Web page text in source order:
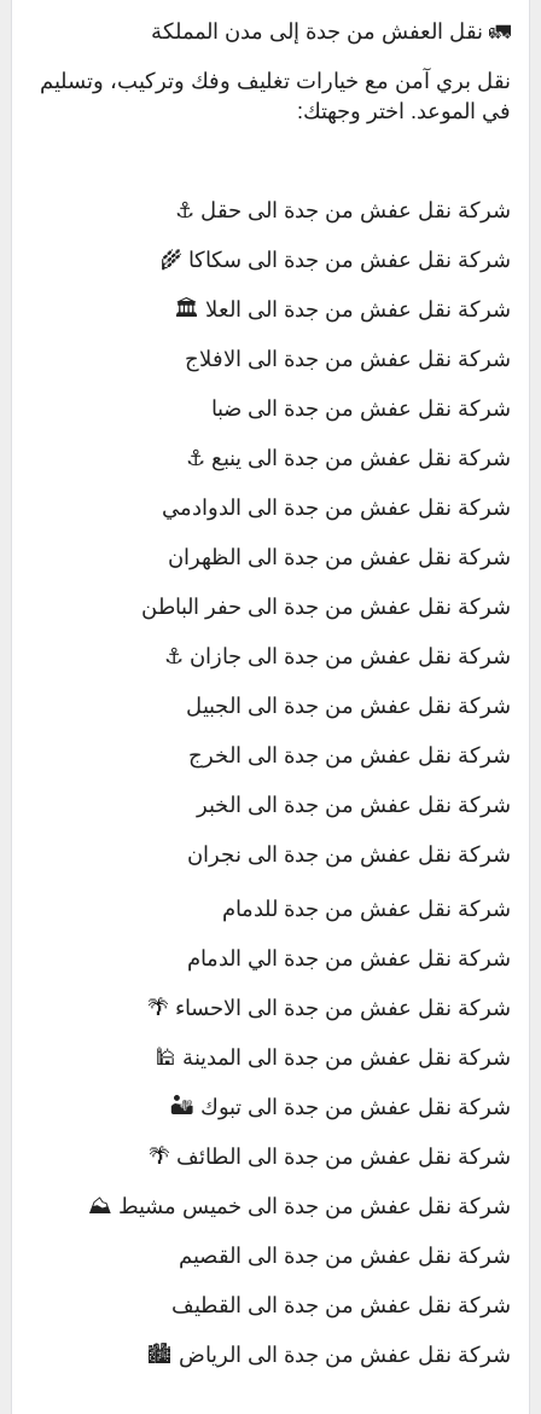
🚛 نقل العفش من جدة إلى مدن المملكة
نقل بري آمن مع خيارات تغليف وفك وتركيب، وتسليم
في الموعد. اختر وجهتك:
شركة نقل عفش من جدة الى حقل ⚓
شركة نقل عفش من جدة الى سكاكا 🌾
شركة نقل عفش من جدة الى العلا 🏛️
شركة نقل عفش من جدة الى الافلاج
شركة نقل عفش من جدة الى ضبا
شركة نقل عفش من جدة الى ينبع ⚓
شركة نقل عفش من جدة الى الدوادمي
شركة نقل عفش من جدة الى الظهران
شركة نقل عفش من جدة الى حفر الباطن
شركة نقل عفش من جدة الى جازان ⚓
شركة نقل عفش من جدة الى الجبيل
شركة نقل عفش من جدة الى الخرج
شركة نقل عفش من جدة الى الخبر
شركة نقل عفش من جدة الى نجران
شركة نقل عفش من جدة للدمام
شركة نقل عفش من جدة الي الدمام
شركة نقل عفش من جدة الى الاحساء 🌴
شركة نقل عفش من جدة الى المدينة 🕌
شركة نقل عفش من جدة الى تبوك 🏜️
شركة نقل عفش من جدة الى الطائف 🌴
شركة نقل عفش من جدة الى خميس مشيط ⛰️
شركة نقل عفش من جدة الى القصيم
شركة نقل عفش من جدة الى القطيف
شركة نقل عفش من جدة الى الرياض 🏙️